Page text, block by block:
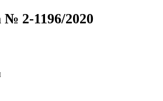
№ 2-1196/2020